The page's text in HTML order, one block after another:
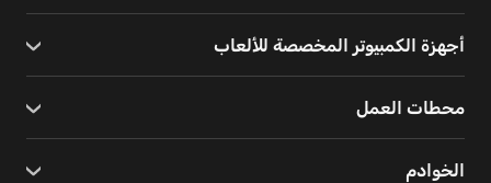
أجهزة الكمبيوتر المخصصة للألعاب
محطات العمل
الخوادم